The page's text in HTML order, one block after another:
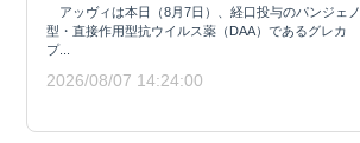
アッヴィは本日（8月7日）、経口投与のパンジェノ
型・直接作用型抗ウイルス薬（DAA）であるグレカ
プ...
2026/08/07 14:24:00